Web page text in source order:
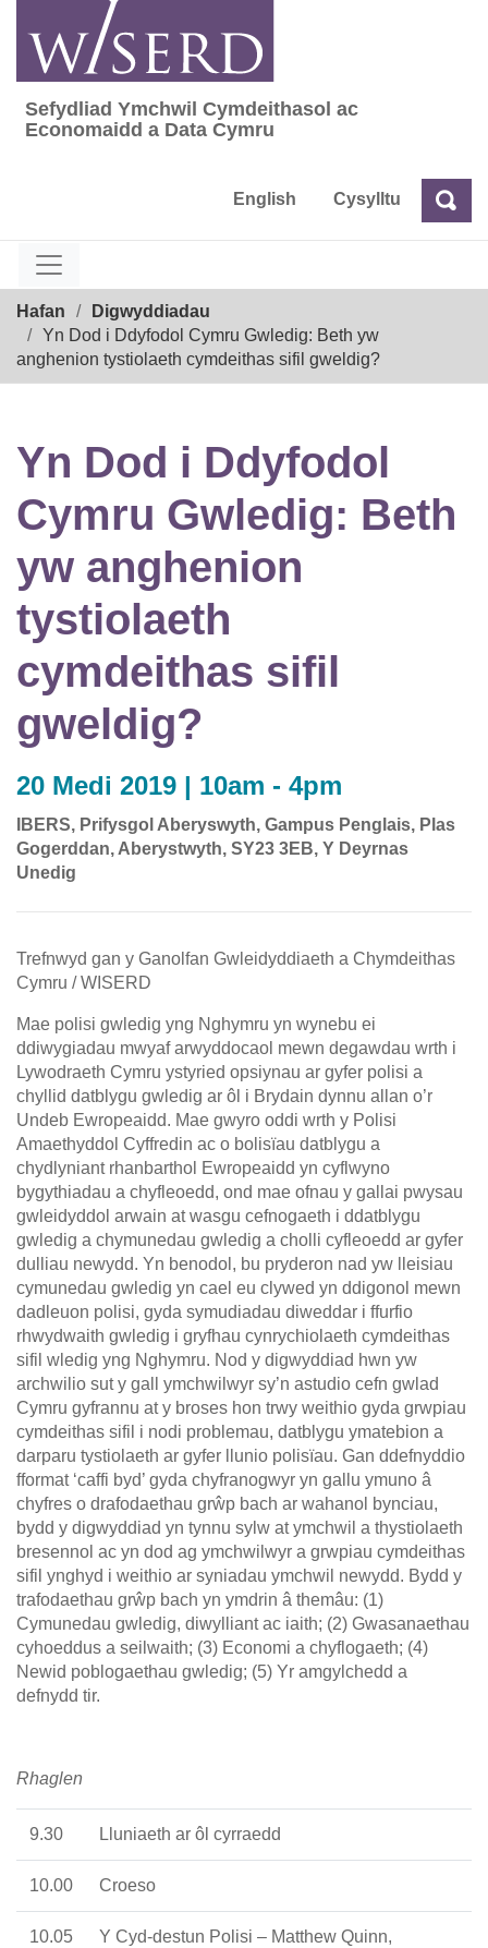
content
Sefydliad Ymchwil Cymdeithasol ac
Sefydliad Ymchwil Cymdeithasol ac
Economaidd a Data Cymru
English Cysylltu Chwilio
Hafan
Digwyddiadau
Yn Dod i Ddyfodol Cymru Gwledig: Beth yw
anghenion tystiolaeth cymdeithas sifil gweldig?
Yn Dod i Ddyfodol
Cymru Gwledig: Beth
yw anghenion
tystiolaeth
cymdeithas sifil
gweldig?
20 Medi 2019 | 10am - 4pm
IBERS, Prifysgol Aberyswyth, Gampus Penglais, Plas
Gogerddan, Aberystwyth, SY23 3EB, Y Deyrnas
Unedig
Trefnwyd gan y Ganolfan Gwleidyddiaeth a Chymdeithas
Cymru / WISERD
Mae polisi gwledig yng Nghymru yn wynebu ei
ddiwygiadau mwyaf arwyddocaol mewn degawdau wrth i
Lywodraeth Cymru ystyried opsiynau ar gyfer polisi a
chyllid datblygu gwledig ar ôl i Brydain dynnu allan o’r
Undeb Ewropeaidd. Mae gwyro oddi wrth y Polisi
Amaethyddol Cyffredin ac o bolisïau datblygu a
chydlyniant rhanbarthol Ewropeaidd yn cyflwyno
bygythiadau a chyfleoedd, ond mae ofnau y gallai pwysau
gwleidyddol arwain at wasgu cefnogaeth i ddatblygu
gwledig a chymunedau gwledig a cholli cyfleoedd ar gyfer
dulliau newydd. Yn benodol, bu pryderon nad yw lleisiau
cymunedau gwledig yn cael eu clywed yn ddigonol mewn
dadleuon polisi, gyda symudiadau diweddar i ffurfio
rhwydwaith gwledig i gryfhau cynrychiolaeth cymdeithas
sifil wledig yng Nghymru. Nod y digwyddiad hwn yw
archwilio sut y gall ymchwilwyr sy’n astudio cefn gwlad
Cymru gyfrannu at y broses hon trwy weithio gyda grwpiau
cymdeithas sifil i nodi problemau, datblygu ymatebion a
darparu tystiolaeth ar gyfer llunio polisïau. Gan ddefnyddio
fformat ‘caffi byd’ gyda chyfranogwyr yn gallu ymuno â
chyfres o drafodaethau grŵp bach ar wahanol bynciau,
bydd y digwyddiad yn tynnu sylw at ymchwil a thystiolaeth
bresennol ac yn dod ag ymchwilwyr a grwpiau cymdeithas
sifil ynghyd i weithio ar syniadau ymchwil newydd. Bydd y
trafodaethau grŵp bach yn ymdrin â themâu: (1)
Cymunedau gwledig, diwylliant ac iaith; (2) Gwasanaethau
cyhoeddus a seilwaith; (3) Economi a chyflogaeth; (4)
Newid poblogaethau gwledig; (5) Yr amgylchedd a
defnydd tir.
Rhaglen
9.30 Lluniaeth ar ôl cyrraedd
10.00 Croeso
10.05
Y Cyd-destun Polisi – Matthew Quinn,